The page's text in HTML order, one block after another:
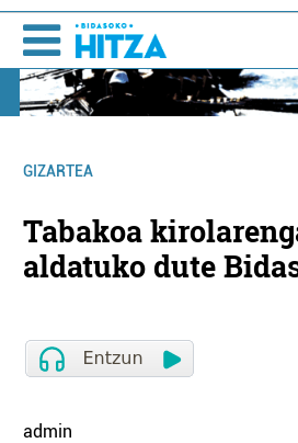
GIZARTEA
Tabakoa
aldatuko dute
admin